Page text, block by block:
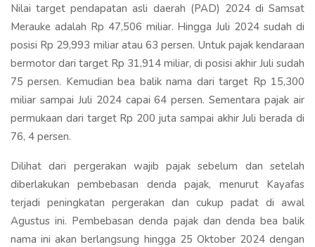
Nilai target pendapatan asli daerah (PAD) 2024 di Samsat
Merauke adalah Rp 47,506 miliar. Hingga Juli 2024 sudah di
posisi Rp 29,993 miliar atau 63 persen. Untuk pajak kendaraan
bermotor dari target Rp 31,914 miliar, di posisi akhir Juli sudah
75 persen. Kemudian bea balik nama dari target Rp 15,300
miliar sampai Juli 2024 capai 64 persen. Sementara pajak air
permukaan dari target Rp 200 juta sampai akhir Juli berada di
76, 4 persen.
Dilihat dari pergerakan wajib pajak sebelum dan setelah
diberlakukan pembebasan denda pajak, menurut Kayafas
terjadi peningkatan pergerakan dan cukup padat di awal
Agustus ini. Pembebasan denda pajak dan denda bea balik
nama ini akan berlangsung hingga 25 Oktober 2024 dengan